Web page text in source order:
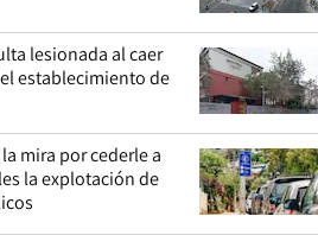
lesionada al caer
establecimiento de
mira por cederle a
la explotación de